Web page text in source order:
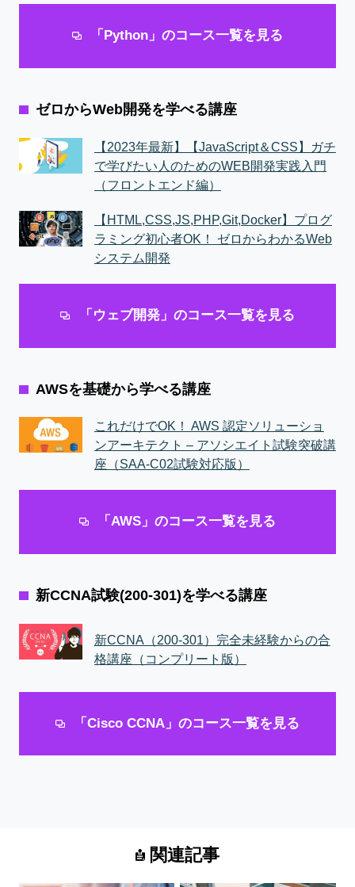
「Python」のコース一覧を見る
ゼロからWeb開発を学べる講座
【2023年最新】【JavaScript＆CSS】ガチ
で学びたい人のためのWEB開発実践入門
（フロントエンド編）
【HTML,CSS,JS,PHP,Git,Docker】プログ
ラミング初心者OK！ ゼロからわかるWeb
システム開発
「ウェブ開発」のコース一覧を見る
AWSを基礎から学べる講座
これだけでOK！ AWS 認定ソリューショ
ンアーキテクト – アソシエイト試験突破講
座（SAA-C02試験対応版）
「AWS」のコース一覧を見る
新CCNA試験(200-301)を学べる講座
新CCNA（200-301）完全未経験からの合
格講座（コンプリート版）
「Cisco CCNA」のコース一覧を見る
関連記事